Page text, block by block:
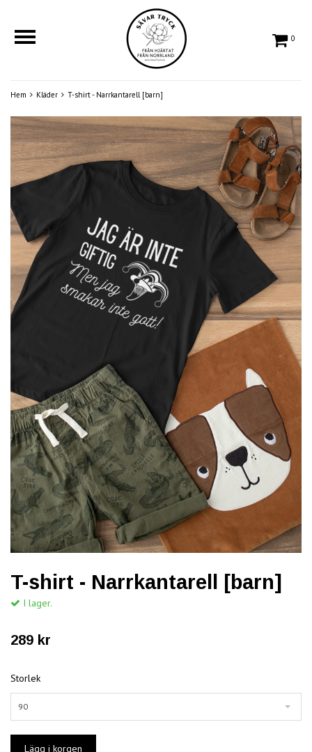
0
Hem Kläder T-shirt - Narrkantarell [barn]
T-shirt - Narrkantarell [barn]
I lager.
289 kr
Storlek
90